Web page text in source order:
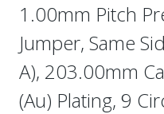
1.00mm Pitch
Jumper, Same
A), 203.00mm
(Au) Plating, 9